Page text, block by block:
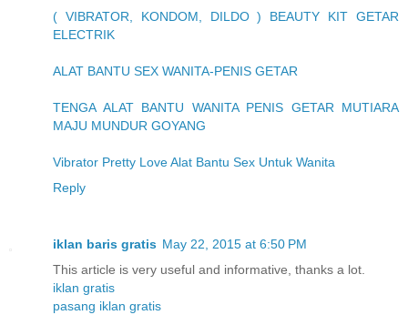
( VIBRATOR, KONDOM, DILDO ) BEAUTY KIT GETAR
ELECTRIK
ALAT BANTU SEX WANITA-PENIS GETAR
TENGA ALAT BANTU WANITA PENIS GETAR MUTIARA
MAJU MUNDUR GOYANG
Vibrator Pretty Love Alat Bantu Sex Untuk Wanita
Reply
iklan baris gratis May 22, 2015 at 6:50 PM
This article is very useful and informative, thanks a lot.
iklan gratis
pasang iklan gratis